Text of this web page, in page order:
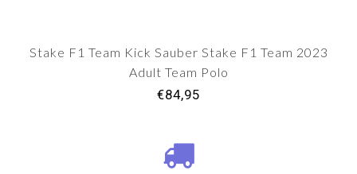
Stake F1 Team Kick Sauber Stake F1 Team 2023
Adult Team Polo
€84,95